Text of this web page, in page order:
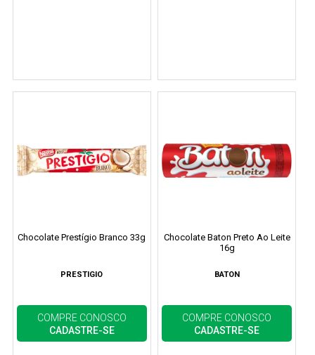
Chocolate Prestígio Branco 33g
PRESTIGIO
COMPRE CONOSCO
CADASTRE-SE
Chocolate Baton Preto Ao Leite
16g
BATON
COMPRE CONOSCO
CADASTRE-SE